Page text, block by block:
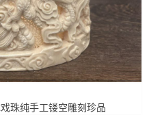
珠纯手工镂空雕刻珍品